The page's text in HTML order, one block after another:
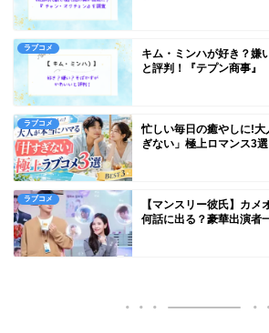
ラブコメ
キム・ミンハが好き？嫌
と評判！『テプン商事』
ラブコメ
忙しい毎日の癒やしに!
ぎない」極上ロマンス3選
ラブコメ
【マンスリー彼氏】カ
何話に出る？豪華出演者